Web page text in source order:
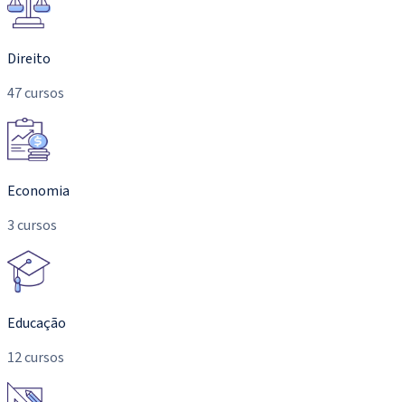
Direito
47 cursos
Economia
3 cursos
Educação
12 cursos